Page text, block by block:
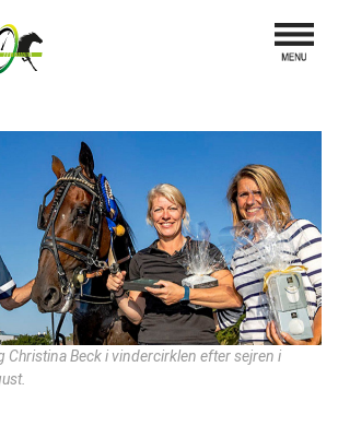
Christina Beck i vindercirklen efter sejren i